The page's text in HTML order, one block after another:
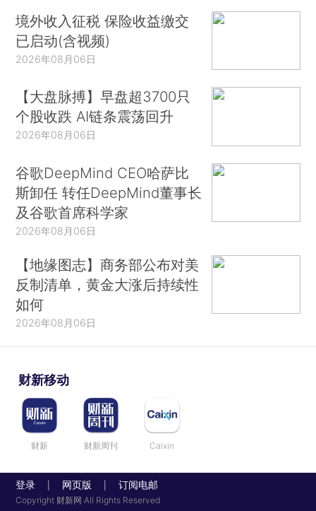
境外收入征税 保险收益缴交
已启动(含视频)
2026年08月06日
【大盘脉搏】早盘超3700只
个股收跌 AI链条震荡回升
2026年08月06日
谷歌DeepMind CEO哈萨比
斯卸任 转任DeepMind董事长
及谷歌首席科学家
2026年08月06日
【地缘图志】商务部公布对美
反制清单，黄金大涨后持续性
如何
2026年08月06日
财新移动
财新 财新周刊 Caixin
登录 网页版 订阅电邮
Copyright 财新网 All Rights Reserved